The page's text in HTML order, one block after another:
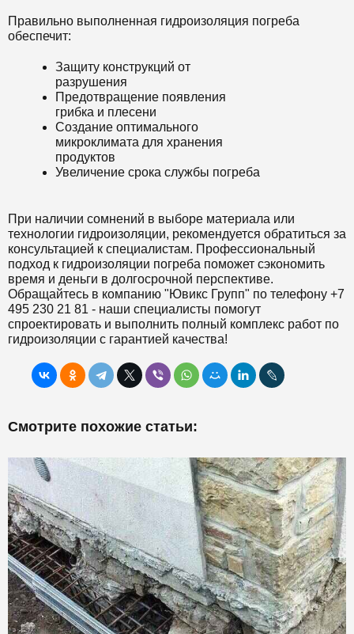
Правильно выполненная гидроизоляция погреба
обеспечит:
Защиту конструкций от
разрушения
Предотвращение появления
грибка и плесени
Создание оптимального
микроклимата для хранения
продуктов
Увеличение срока службы погреба
При наличии сомнений в выборе материала или
технологии гидроизоляции, рекомендуется обратиться за
консультацией к специалистам. Профессиональный
подход к гидроизоляции погреба поможет сэкономить
время и деньги в долгосрочной перспективе.
Обращайтесь в компанию "Ювикс Групп" по телефону +7
495 230 21 81 - наши специалисты помогут
спроектировать и выполнить полный комплекс работ по
гидроизоляции с гарантией качества!
Смотрите похожие статьи: